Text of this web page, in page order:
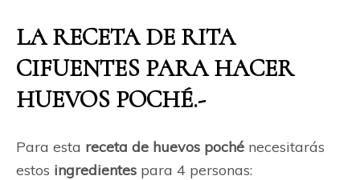
LA RECETA DE RITA
CIFUENTES PARA HACER
HUEVOS POCHÉ.-
Para esta receta de huevos poché necesitarás
estos ingredientes para 4 personas: